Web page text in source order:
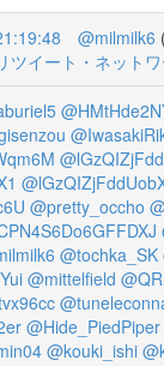
@milmilk6 (
ツイート・ネット
@pretty_occho
@tochka_SK
@mittelfield
@Hide_PiedPiper
@kouki_ishi